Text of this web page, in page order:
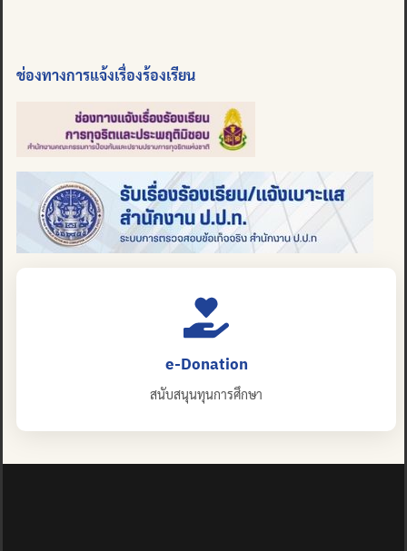
ช่องทางการแจ้งเรื่องร้องเรียน
e-Donation
สนับสนุนทุนการศึกษา